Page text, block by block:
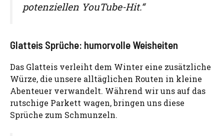
potenziellen YouTube-Hit.“
Glatteis Sprüche: humorvolle Weisheiten
Das Glatteis verleiht dem Winter eine zusätzliche
Würze, die unsere alltäglichen Routen in kleine
Abenteuer verwandelt. Während wir uns auf das
rutschige Parkett wagen, bringen uns diese
Sprüche zum Schmunzeln.